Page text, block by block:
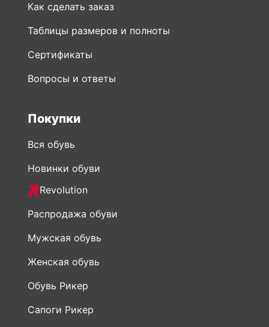
Как сделать заказ
Таблицы размеров и полноты
Сертификаты
Вопросы и ответы
Покупки
Вся обувь
Новинки обуви
Revolution
Распродажа обуви
Мужская обувь
Женская обувь
Обувь Рикер
Сапоги Рикер